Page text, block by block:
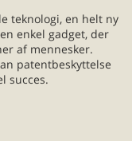
teknologi, en helt ny
enkel gadget, der
af mennesker.
patentbeskyttelse
succes.